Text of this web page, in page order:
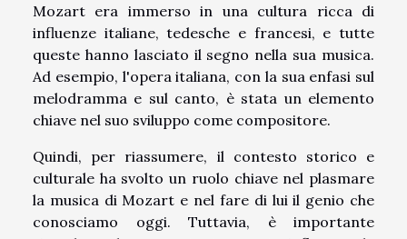
Mozart era immerso in una cultura ricca di
influenze italiane, tedesche e francesi, e tutte
queste hanno lasciato il segno nella sua musica.
Ad esempio, l'opera italiana, con la sua enfasi sul
melodramma e sul canto, è stata un elemento
chiave nel suo sviluppo come compositore.
Quindi, per riassumere, il contesto storico e
culturale ha svolto un ruolo chiave nel plasmare
la musica di Mozart e nel fare di lui il genio che
conosciamo oggi. Tuttavia, è importante